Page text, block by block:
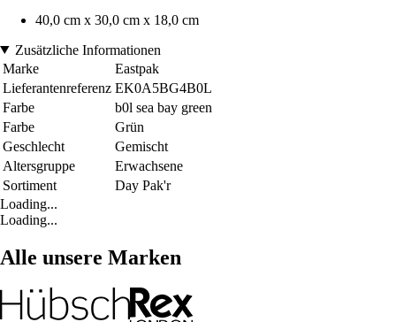
40,0 cm x 30,0 cm x 18,0 cm
Zusätzliche Informationen
Marke
Eastpak
Lieferantenreferenz EK0A5BG4B0L
Farbe
b0l sea bay green
Farbe
Grün
Geschlecht
Gemischt
Altersgruppe
Erwachsene
Sortiment
Day Pak'r
Loading...
Loading...
Alle unsere Marken